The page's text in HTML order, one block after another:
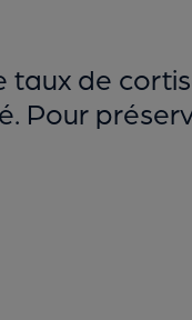
de
Pour